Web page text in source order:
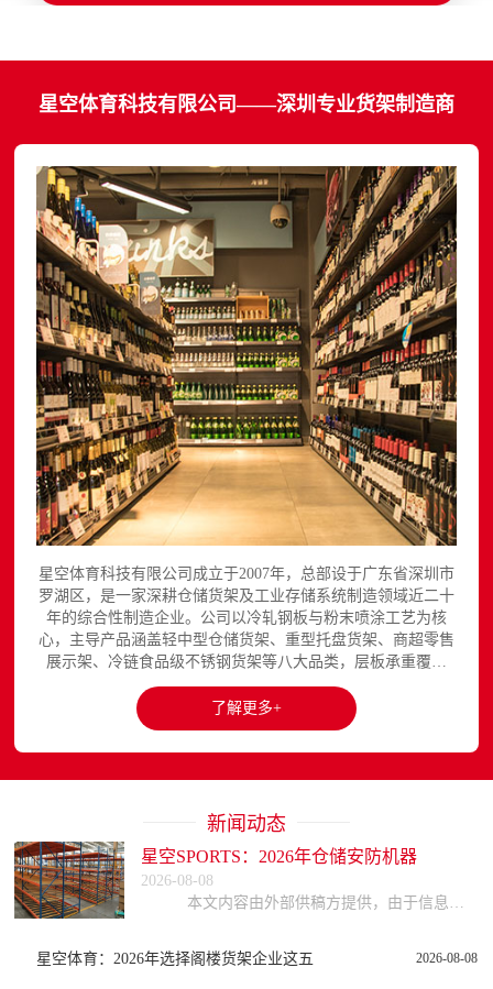
星空体育科技有限公司——深圳专业货架制造商
星空体育科技有限公司成立于2007年，总部设于广东省深圳市
罗湖区，是一家深耕仓储货架及工业存储系统制造领域近二十
年的综合性制造企业。公司以冷轧钢板与粉末喷涂工艺为核
心，主导产品涵盖轻中型仓储货架、重型托盘货架、商超零售
展示架、冷链食品级不锈钢货架等八大品类，层板承重覆盖
150至3000kg，产品出口欧美、东南亚、中东等区域市场，已
与国内外超过300家企业建立长期合作关系。星空平台官网提
供完整的产品展示与在线咨询服务...
了解更多+
新闻动态
星空SPORTS：2026年仓储安防机器
2026-08-08
2026-08-08
星空体育：2026年选择阁楼货架企业这五